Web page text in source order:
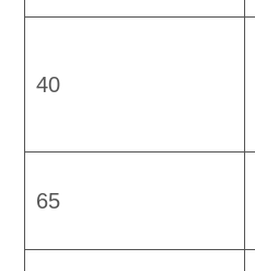
40
65